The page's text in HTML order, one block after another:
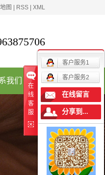
图 RSS XML
我们
在
线
客
服
客户服务1
客户服务2
在线留言
分享到...